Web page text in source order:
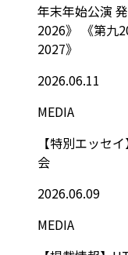
年末年始公演
2026》 《第九
2027》
2026.06.11
MEDIA
【特別エッセ
会
2026.06.09
MEDIA